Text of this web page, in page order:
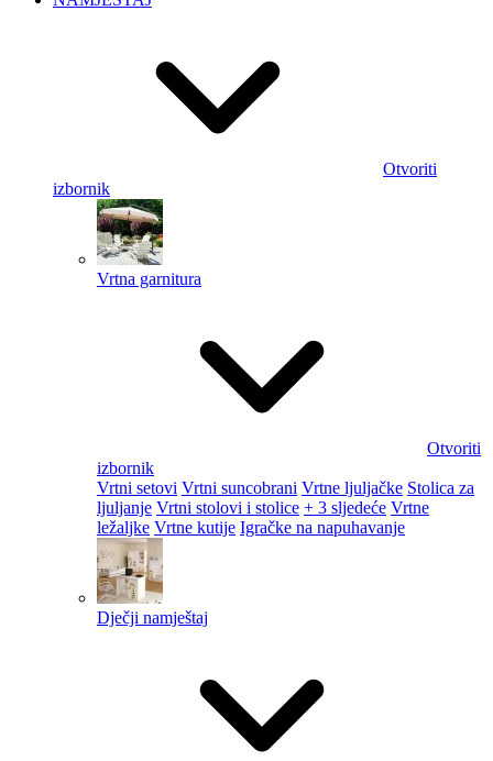
Otvoriti
izbornik
Vrtna garnitura
Otvoriti
izbornik
Vrtni setovi Vrtni suncobrani Vrtne ljuljačke Stolica za
ljuljanje Vrtni stolovi i stolice + 3 sljedeće Vrtne
ležaljke Vrtne kutije Igračke na napuhavanje
Dječji namještaj